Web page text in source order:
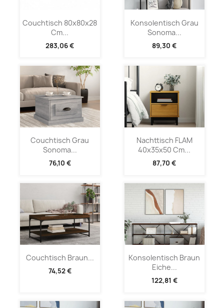
Couchtisch 80x80x28
Cm...
283,06 €
Konsolentisch Grau
Sonoma...
89,30 €
Couchtisch Grau
Sonoma...
76,10 €
Nachttisch FLAM
40x35x50 Cm...
87,70 €
Couchtisch Braun...
74,52 €
Konsolentisch Braun
Eiche...
122,81 €